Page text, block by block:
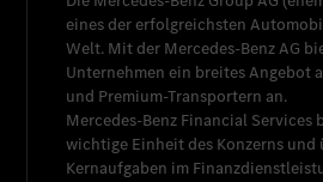
eines der erfolgreichsten
Welt. Mit der Mercedes-Benz AG
Unternehmen ein breites Angebot
und Premium-Transportern an.
Mercedes-Benz Financial Services
wichtige Einheit des Konzerns und
Kernaufgaben im